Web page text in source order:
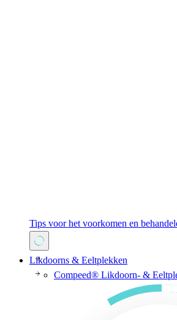
Tips voor het voorkomen en
Likdoorns & Eeltplekken
Compeed® Likdoorn- &